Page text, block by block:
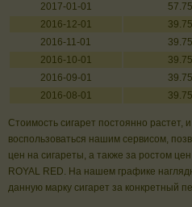
2017-01-01
57.75
2016-12-01
39.75
2016-11-01
39.75
2016-10-01
39.75
2016-09-01
39.75
2016-08-01
39.75
Стоимость сигарет постоянно растет,
воспользоваться нашим сервисом,
цен на сигареты, а также за ростом
ROYAL RED. На нашем графике
данную марку сигарет за конкретный